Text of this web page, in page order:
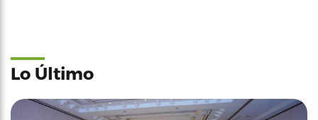
Lo Último